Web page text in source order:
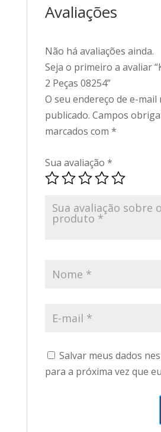
Avaliações
Não há avaliações ainda.
Seja o primeiro a avaliar
2 Peças 08254”
O seu endereço de e-mail
publicado. Campos
marcados com *
Sua avaliação *
Salvar meus dados
para a próxima vez que